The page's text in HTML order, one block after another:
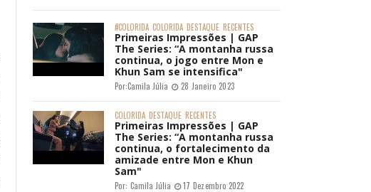
#COLORIDA COLORIDA DESTAQUE RECENTES
Primeiras Impressões | GAP
The Series: “A montanha russa
continua, o jogo entre Mon e
Khun Sam se intensifica"
Por:Camila Júlia 28 Janeiro 2023
COLORIDA DESTAQUE RECENTES
Primeiras Impressões | GAP
The Series: “A montanha russa
continua, o fortalecimento da
amizade entre Mon e Khun
Sam"
Por: Camila Júlia 17 Dezembro 2022